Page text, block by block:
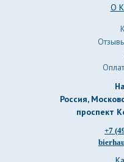
О
Россия,
проспект
+7